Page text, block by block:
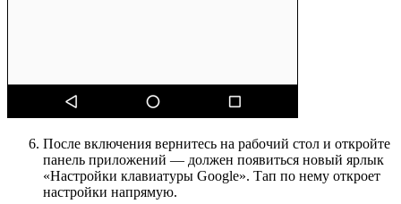
После включения вернитесь на рабочий стол и откройте
панель приложений — должен появиться новый ярлык
«Настройки клавиатуры Google». Тап по нему откроет
настройки напрямую.